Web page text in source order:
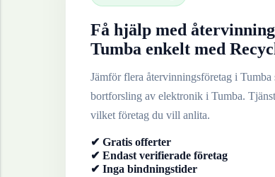
Få hjälp med
Tumba enkelt med
Jämför flera återvinningsföretag i Tumba
bortforsling av elektronik i Tumba.
vilket företag du vill anlita.
✔ Gratis offerter
✔ Endast verifierade företag
✔ Inga bindningstider